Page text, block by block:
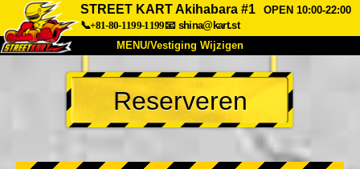
STREET KART Akihabara #1
OPEN 10:00-22:00
📞+81-80-1199-1199📧 shina@kart.st
MENU/Vestiging Wijzigen
TOP
Over Ons Specificaties Prijs
Veelgestelde Vragen
Bedrijf Reserveren
Reserveren